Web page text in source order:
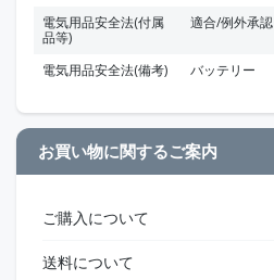
電気用品安全法(付属
品等)
適合/例外承認
電気用品安全法(備考) バッテリー
お買い物に関するご案内
ご購入について
送料について